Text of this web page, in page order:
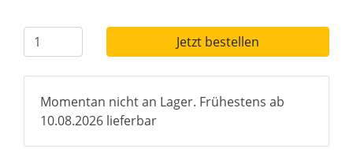
Jetzt bestellen
Momentan nicht an Lager. Frühestens ab
10.08.2026 lieferbar